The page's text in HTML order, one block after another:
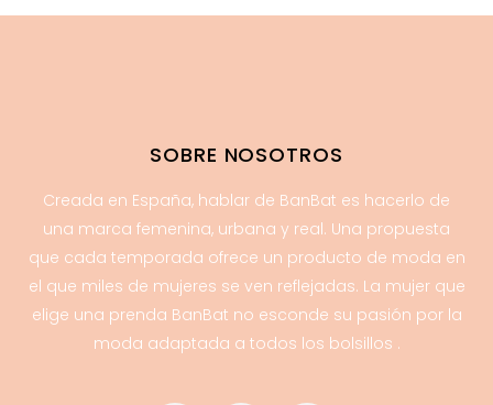
SOBRE NOSOTROS
Creada en España, hablar de BanBat es hacerlo de
una marca femenina, urbana y real. Una propuesta
que cada temporada ofrece un producto de moda en
el que miles de mujeres se ven reflejadas. La mujer que
elige una prenda BanBat no esconde su pasión por la
moda adaptada a todos los bolsillos .